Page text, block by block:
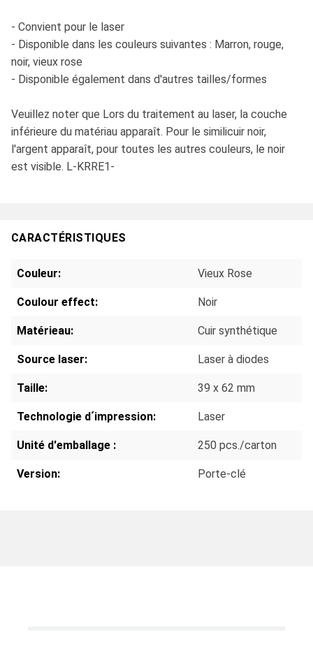
- Convient pour le laser
- Disponible dans les couleurs suivantes : Marron, rouge,
noir, vieux rose
- Disponible également dans d'autres tailles/formes
Veuillez noter que Lors du traitement au laser, la couche
inférieure du matériau apparaît. Pour le similicuir noir,
l'argent apparaît, pour toutes les autres couleurs, le noir
est visible. L-KRRE1-
CARACTÉRISTIQUES
Couleur: Vieux Rose
Coulour effect: Noir
Matérieau: Cuir synthétique
Source laser: Laser à diodes
Taille: 39 x 62 mm
Technologie d´impression: Laser
Unité d'emballage : 250 pcs./carton
Version: Porte-clé